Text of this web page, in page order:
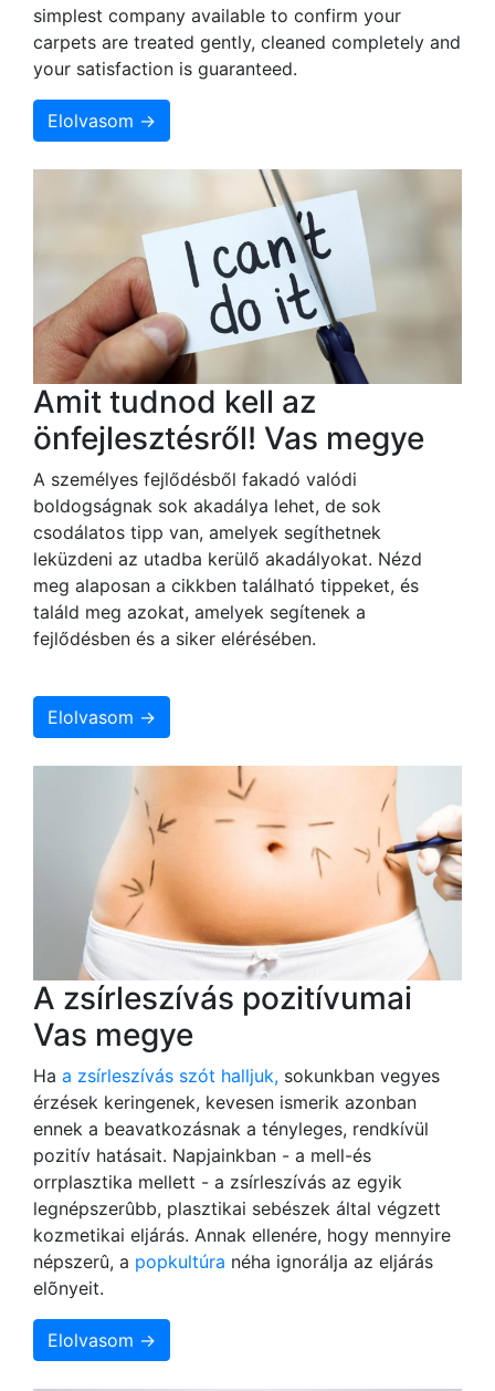
simplest company available to confirm your
carpets are treated gently, cleaned completely and
your satisfaction is guaranteed.
Elolvasom →
Amit tudnod kell az
önfejlesztésről! Vas megye
A személyes fejlődésből fakadó valódi
boldogságnak sok akadálya lehet, de sok
csodálatos tipp van, amelyek segíthetnek
leküzdeni az utadba kerülő akadályokat. Nézd
meg alaposan a cikkben található tippeket, és
találd meg azokat, amelyek segítenek a
fejlődésben és a siker elérésében.
Elolvasom →
A zsírleszívás pozitívumai
Vas megye
Ha a zsírleszívás szót halljuk, sokunkban vegyes
érzések keringenek, kevesen ismerik azonban
ennek a beavatkozásnak a tényleges, rendkívül
pozitív hatásait. Napjainkban - a mell-és
orrplasztika mellett - a zsírleszívás az egyik
legnépszerûbb, plasztikai sebészek által végzett
kozmetikai eljárás. Annak ellenére, hogy mennyire
népszerû, a popkultúra néha ignorálja az eljárás
elõnyeit.
Elolvasom →